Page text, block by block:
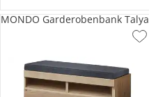
MONDO Garderobenbank Talya